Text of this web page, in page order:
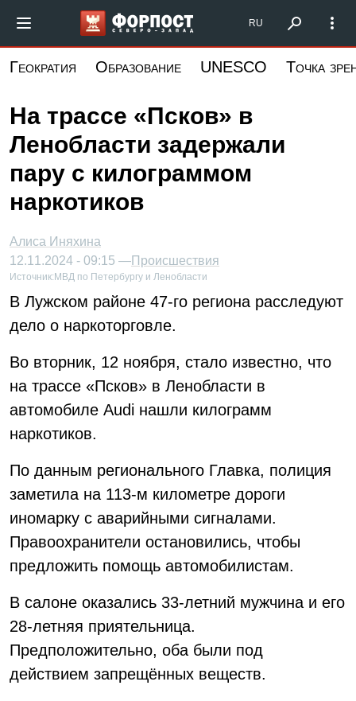
основному
Форпост Северо-Запад
RU
Геократия Образование UNESCO Точка
На трассе «Псков» в
Ленобласти задержали
пару с килограммом
наркотиков
Алиса Иняхина
12.11.2024 - 09:15 —Происшествия
Источник: МВД по Петербургу и Ленобласти
В Лужском районе 47-го региона расследуют
дело о наркоторговле.
Во вторник, 12 ноября, стало известно, что
на трассе «Псков» в Ленобласти в
автомобиле Audi нашли килограмм
наркотиков.
По данным регионального Главка, полиция
заметила на 113-м километре дороги
иномарку с аварийными сигналами.
Правоохранители остановились, чтобы
предложить помощь автомобилистам.
В салоне оказались 33-летний мужчина и его
28-летняя приятельница.
Предположительно, оба были под
действием запрещённых веществ.